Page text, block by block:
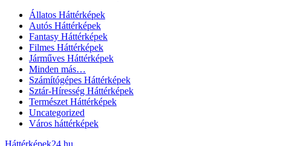
Állatos Háttérképek
Autós Háttérképek
Fantasy Háttérképek
Filmes Háttérképek
Járműves Háttérképek
Minden más…
Számítógépes Háttérképek
Sztár-Híresség Háttérképek
Természet Háttérképek
Uncategorized
Város háttérképek
Háttérképek24.hu